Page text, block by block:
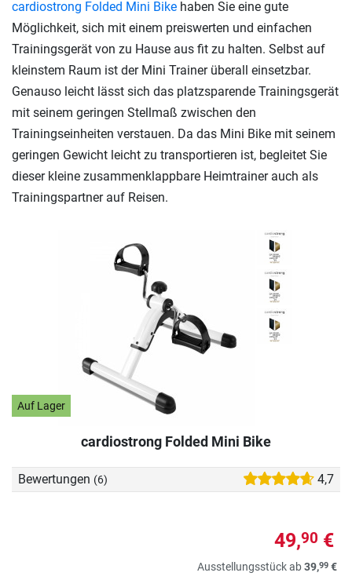
cardiostrong Folded Mini Bike haben Sie eine gute
Möglichkeit, sich mit einem preiswerten und einfachen
Trainingsgerät von zu Hause aus fit zu halten. Selbst auf
kleinstem Raum ist der Mini Trainer überall einsetzbar.
Genauso leicht lässt sich das platzsparende Trainingsgerät
mit seinem geringen Stellmaß zwischen den
Trainingseinheiten verstauen. Da das Mini Bike mit seinem
geringen Gewicht leicht zu transportieren ist, begleitet Sie
dieser kleine zusammenklappbare Heimtrainer auch als
Trainingspartner auf Reisen.
Auf Lager
cardiostrong Folded Mini Bike
Bewertungen (6) 4,7
49,90 €
Ausstellungsstück ab39,99 €